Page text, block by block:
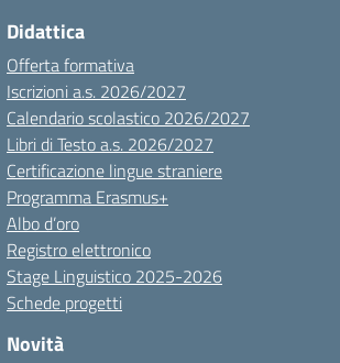
Didattica
Offerta formativa
Iscrizioni a.s. 2026/2027
Calendario scolastico 2026/2027
Libri di Testo a.s. 2026/2027
Certificazione lingue straniere
Programma Erasmus+
Albo d’oro
Registro elettronico
Stage Linguistico 2025-2026
Schede progetti
Novità